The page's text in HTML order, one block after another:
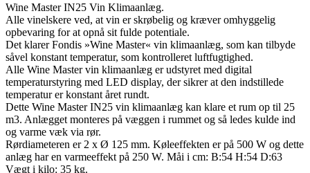
Wine Master IN25 Vin Klimaanlæg.
Alle vinelskere ved, at vin er skrøbelig og kræver omhyggelig
opbevaring for at opnå sit fulde potentiale.
Det klarer Fondis »Wine Master« vin klimaanlæg, som kan tilbyde
såvel konstant temperatur, som kontrolleret luftfugtighed.
Alle Wine Master vin klimaanlæg er udstyret med digital
temperaturstyring med LED display, der sikrer at den indstillede
temperatur er konstant året rundt.
Dette Wine Master IN25 vin klimaanlæg kan klare et rum op til 25
m3. Anlægget monteres på væggen i rummet og så ledes kulde ind
og varme væk via rør.
Rørdiameteren er 2 x Ø 125 mm. Køleeffekten er på 500 W og dette
anlæg har en varmeeffekt på 250 W. Måi i cm: B:54 H:54 D:63
Vægt i kilo: 35 kg.